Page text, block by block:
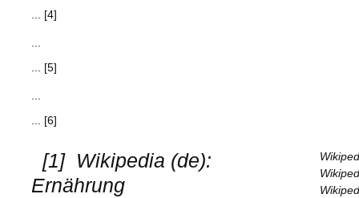
... [4]
... [5]
... [6]
[1] Wikipedia (de):
Ernährung